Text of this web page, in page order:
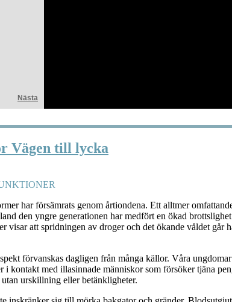
Nästa
Vägen till lycka
har försämrats genom årtiondena. Ett alltmer
den yngre generationen har medfört en ökad
visar att spridningen av droger och det ökande våldet går
förvanskas dagligen från många källor. Våra ungdomar
i kontakt med illasinnade människor som försöker tjäna
urskillning eller betänkligheter.